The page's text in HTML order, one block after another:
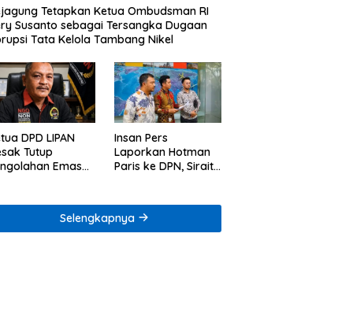
Tetapkan Ketua Ombudsman RI
Susanto sebagai Tersangka Dugaan
Tata Kelola Tambang Nikel
DPD LIPAN
Tutup
Emas
Insan Pers
Laporkan Hotman
Paris ke DPN, Sirait
Etik
Selengkapnya